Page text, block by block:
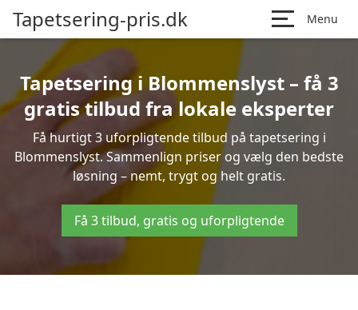
Tapetsering-pris.dk Menu
Tapetsering i Blommenslyst – få 3
gratis tilbud fra lokale eksperter
Få hurtigt 3 uforpligtende tilbud på tapetsering i
Blommenslyst. Sammenlign priser og vælg den bedste
løsning – nemt, trygt og helt gratis.
Få 3 tilbud, gratis og uforpligtende